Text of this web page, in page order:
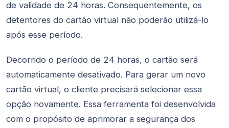
de validade de 24 horas. Consequentemente, os
detentores do cartão virtual não poderão utilizá-lo
após esse período.
Decorrido o período de 24 horas, o cartão será
automaticamente desativado. Para gerar um novo
cartão virtual, o cliente precisará selecionar essa
opção novamente. Essa ferramenta foi desenvolvida
com o propósito de aprimorar a segurança dos